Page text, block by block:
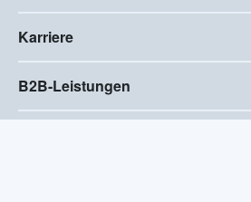
Karriere
B2B-Leistungen